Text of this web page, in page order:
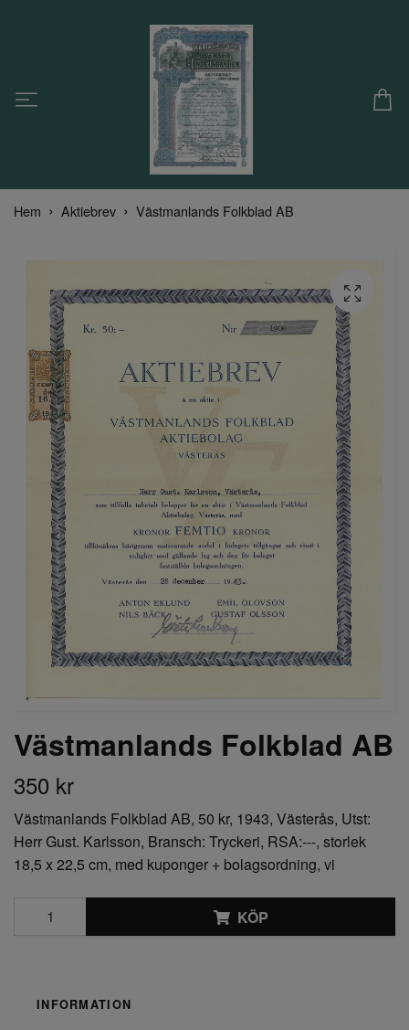
Hem Aktiebrev Västmanlands Folkblad AB
Västmanlands Folkblad AB
350 kr
Västmanlands Folkblad AB, 50 kr, 1943, Västerås, Utst:
Herr Gust. Karlsson, Bransch: Tryckeri, RSA:---, storlek
18,5 x 22,5 cm, med kuponger + bolagsordning, vi
KÖP
INFORMATION